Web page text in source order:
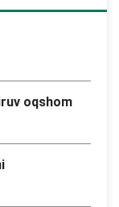
oqshom